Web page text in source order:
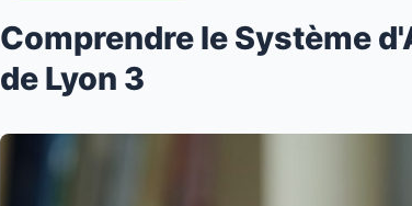
Comprendre le Système
de Lyon 3